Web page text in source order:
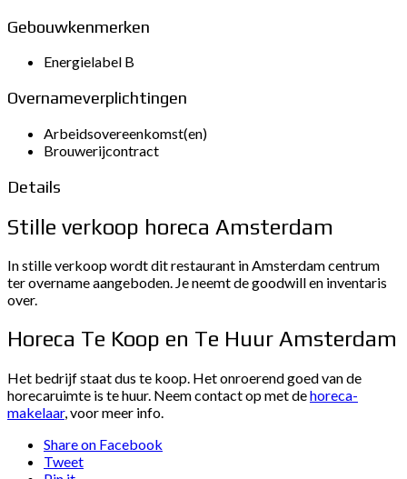
Gebouwkenmerken
Energielabel B
Overnameverplichtingen
Arbeidsovereenkomst(en)
Brouwerijcontract
Details
Stille verkoop horeca Amsterdam
In stille verkoop wordt dit restaurant in Amsterdam centrum
ter overname aangeboden. Je neemt de goodwill en inventaris
over.
Horeca Te Koop en Te Huur Amsterdam
Het bedrijf staat dus te koop. Het onroerend goed van de
horecaruimte is te huur. Neem contact op met dehoreca-
makelaar, voor meer info.
Share on Facebook
Tweet